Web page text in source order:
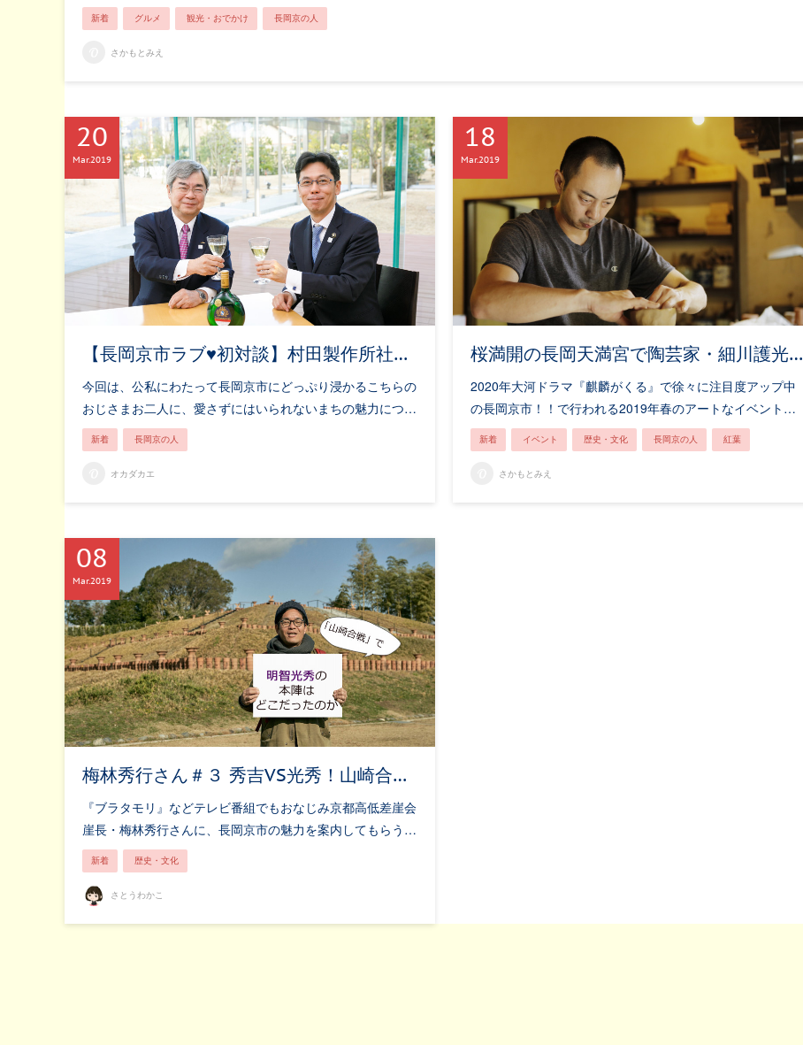
新着 グルメ 観光・おでかけ 長岡京の人
さかもとみえ
【長岡京市ラブ♥初対談】村田製作所社…
今回は、公私にわたって長岡京市にどっぷり浸かるこちらの
おじさまお二人に、愛さずにはいられないまちの魅力につ…
20
Mar2019
新着 長岡京の人
オカダカエ
桜満開の長岡天満宮で陶芸家・細川護光…
2020年大河ドラマ『麒麟がくる』で徐々に注目度アップ中
の長岡京市！！で行われる2019年春のアートなイベント…
18
Mar2019
新着 イベント 歴史・文化 長岡京の人 紅葉
さかもとみえ
梅林秀行さん＃３ 秀吉VS光秀！山崎合…
『ブラタモリ』などテレビ番組でもおなじみ京都高低差崖会
崖長・梅林秀行さんに、長岡京市の魅力を案内してもらう…
08
Mar2019
新着 歴史・文化
さとうわかこ